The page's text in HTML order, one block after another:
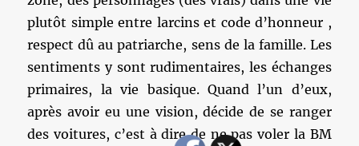
plutôt simple entre larcins et code d’honneur ,
respect dû au patriarche, sens de la famille. Les
sentiments y sont rudimentaires, les échanges
primaires, la vie basique. Quand l’un d’eux,
après avoir eu une vision, décide de se ranger
des voitures, c’est à dire de ne pas voler la BM